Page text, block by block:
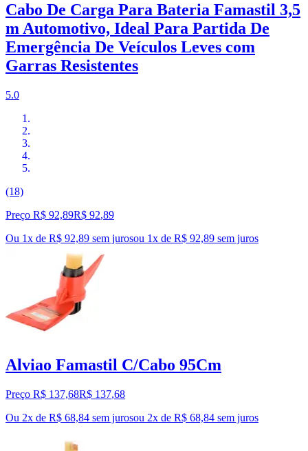
Cabo De Carga Para Bateria Famastil 3,5
m Automotivo, Ideal Para Partida De
Emergência De Veículos Leves com
Garras Resistentes
5.0
(18)
Preço R$ 92,89R$ 92,89
Ou 1x de R$ 92,89 sem jurosou 1x de R$ 92,89 sem juros
Alviao Famastil C/Cabo 95Cm
Preço R$ 137,68R$ 137,68
Ou 2x de R$ 68,84 sem jurosou 2x de R$ 68,84 sem juros